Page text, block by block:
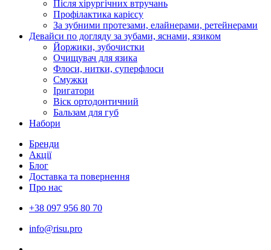
Після хірургічних втручань
Профілактика карієсу
За зубними протезами, елайнерами, ретейнерами
Девайси по догляду за зубами, яснами, язиком
Йоржики, зубочистки
Очищувач для язика
Флоси, нитки, суперфлоси
Смужки
Іригатори
Віск ортодонтичний
Бальзам для губ
Набори
Бренди
Акції
Блог
Доставка та повернення
Про нас
+38 097 956 80 70
info@risu.pro